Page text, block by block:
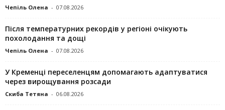
Чепіль Олена - 07.08.2026
Після температурних рекордів у регіоні очікують
похолодання та дощі
Чепіль Олена - 07.08.2026
У Кременці переселенцям допомагають адаптуватися
через вирощування розсади
Скиба Тетяна - 06.08.2026